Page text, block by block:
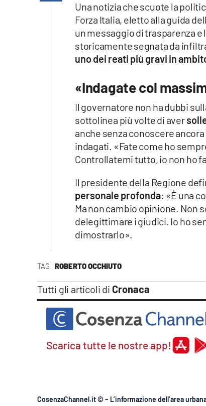
TAG ROBERTO OCCHIUTO
Tutti gli articoli di Cronaca
Una notizia che scuote la
Forza Italia, eletto alla guida
un messaggio di trasparenza
storicamente segnata da
uno dei reati più gravi in
«Indagate col
Il governatore non ha dubbi
sottolinea più volte di aver
anche senza conoscere
indagati. «Fate come ho
Controllatemi tutto, io non ho
Il presidente della Regione
personale profonda: «È una
Ma non cambio opinione. Non
delegittimare i giudici. Io ho
dimostrarlo».
Scarica tutte le nostre app!
CosenzaChannel.it © – L’informazione dell’area